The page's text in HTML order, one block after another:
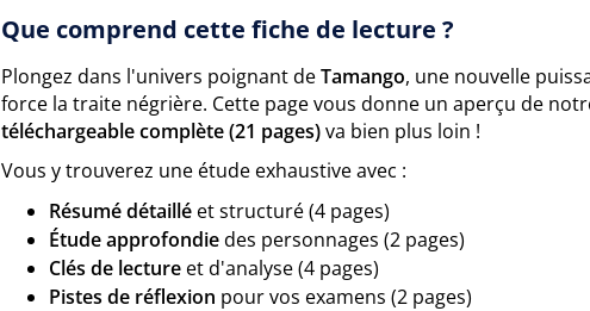
Que comprend cette fiche de lecture ?
Plongez dans l'univers poignant deTamango, une nouvelle
force la traite négrière. Cette page vous donne un aperçu de
téléchargeable complète (21 pages)va bien plus loin !
Vous y trouverez une étude exhaustive avec :
Résumé détaillé et structuré (4 pages)
Étude approfondiedes personnages (2 pages)
Clés de lecture et d'analyse (4 pages)
Pistes de réflexion pour vos examens (2 pages)